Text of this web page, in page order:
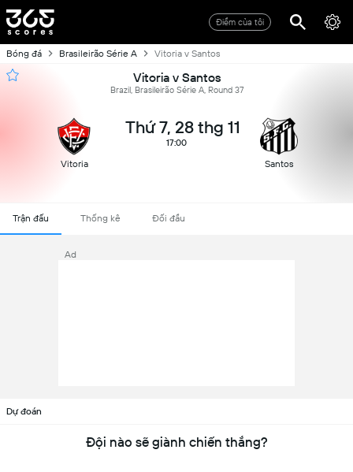
Điểm của tôi
Bóng đá Brasileirão Série A Vitoria v Santos
Vitoria v Santos
Brazil, Brasileirão Série A, Round 37
Vitoria
Thứ 7, 28 thg 11
17:00
Santos
Trận đấu Thống kê Đối đầu
Ad
Dự đoán
Đội nào sẽ giành chiến thắng?